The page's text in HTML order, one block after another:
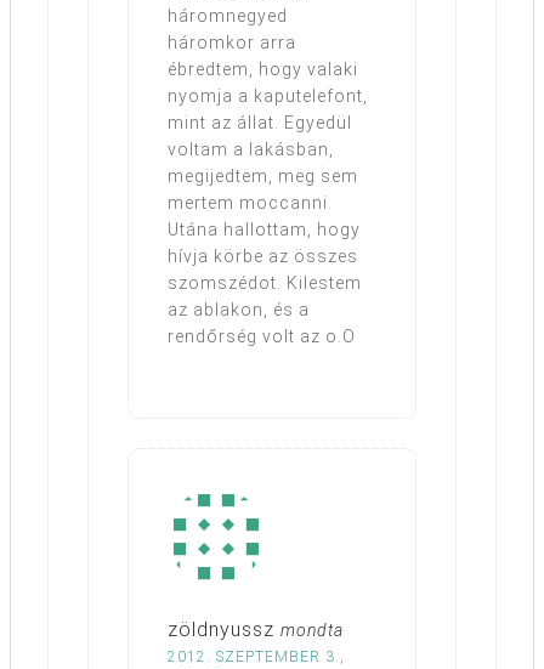
háromnegyed
háromkor arra
ébredtem, hogy valaki
nyomja a kaputelefont,
mint az állat. Egyedül
voltam a lakásban,
megijedtem, meg sem
mertem moccanni.
Utána hallottam, hogy
hívja körbe az összes
szomszédot. Kilestem
az ablakon, és a
rendőrség volt az o.O
zöldnyussz mondta
2012. SZEPTEMBER 3.,